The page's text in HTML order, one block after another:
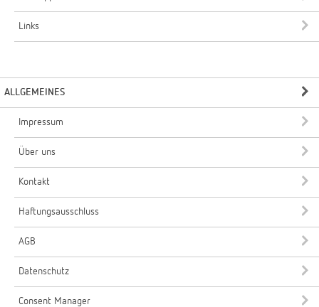
Links
ALLGEMEINES
Impressum
Über uns
Kontakt
Haftungsausschluss
AGB
Datenschutz
Consent Manager